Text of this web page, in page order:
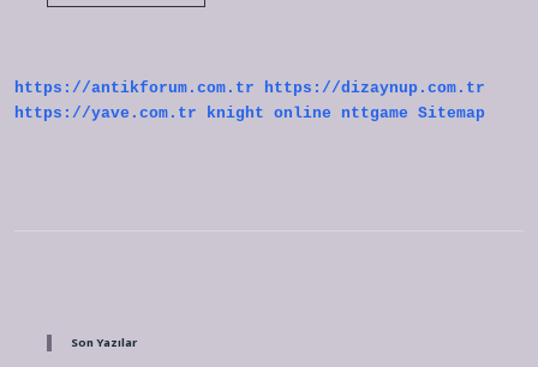
https://antikforum.com.tr
https://dizaynup.com.tr
https://yave.com.tr
knight online nttgame Sitemap
Son Yazılar